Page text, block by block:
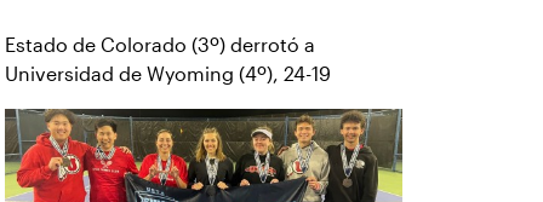
Estado de Colorado (3º) derrotó a
Universidad de Wyoming (4º), 24-19